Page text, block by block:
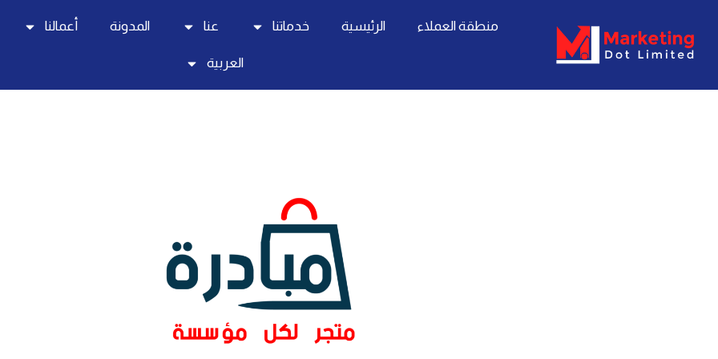
المحتوى
منطقة العملاء الرئيسية خدماتنا عنا المدونة أعمالنا
العربية